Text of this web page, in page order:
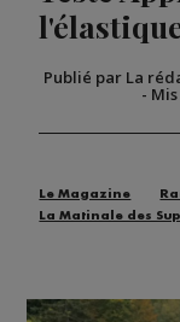
Publié par La
-
Le Magazine
La Matinale des